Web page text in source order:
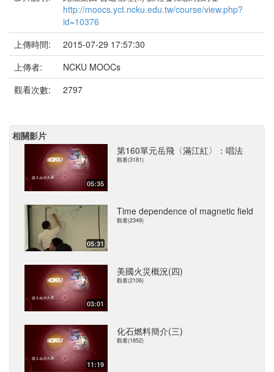
http://moocs.yct.ncku.edu.tw/course/view.php?
id=10376
上傳時間:
2015-07-29 17:57:30
上傳者:
NCKU MOOCs
觀看次數:
2797
相關影片
05:35
第160單元岳飛〈滿江紅〉：唱法
觀看(3181)
05:31
Time dependence of magnetic field
觀看(2349)
03:01
美國火災概況(四)
觀看(2106)
11:19
化石燃料簡介(三)
觀看(1852)